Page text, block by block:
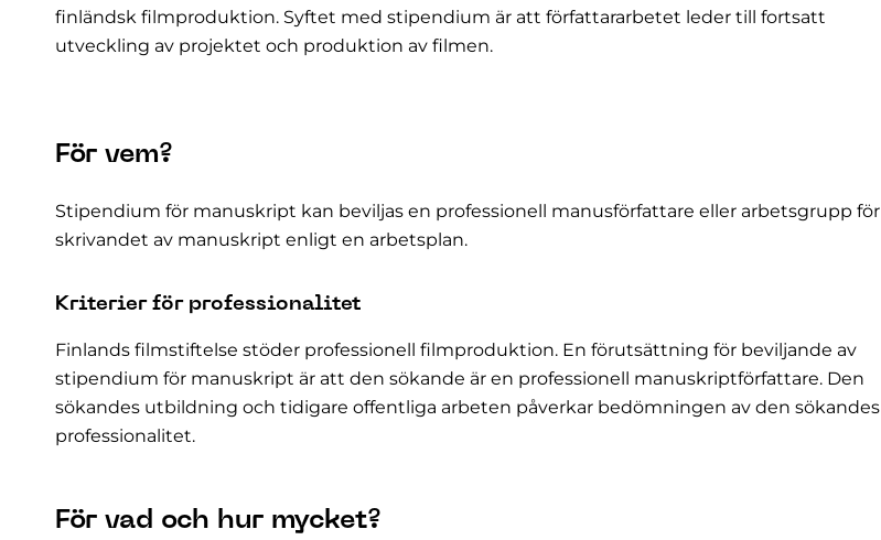
finländsk filmproduktion. Syftet med stipendium är att författararbetet leder till fortsatt
utveckling av projektet och produktion av filmen.
För vem?
Stipendium för manuskript kan beviljas en professionell manusförfattare eller arbetsgrupp för
skrivandet av manuskript enligt en arbetsplan.
Kriterier för professionalitet
Finlands filmstiftelse stöder professionell filmproduktion. En förutsättning för beviljande av
stipendium för manuskript är att den sökande är en professionell manuskriptförfattare. Den
sökandes utbildning och tidigare offentliga arbeten påverkar bedömningen av den sökandes
professionalitet.
För vad och hur mycket?